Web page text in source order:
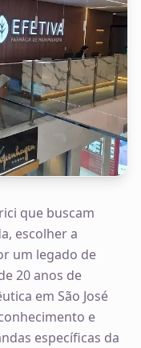
que buscam
escolher a
um legado de
20 anos de
em São José
e
específicas da